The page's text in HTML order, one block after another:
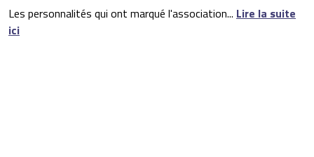
Les personnalités qui ont marqué l'association... Lire la suite
ici